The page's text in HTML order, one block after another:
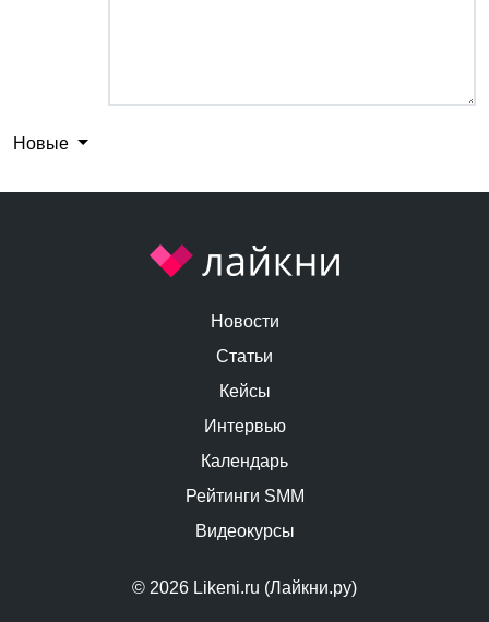
Новые
© 2026 Likeni.ru (Лайкни.ру)
Новости
Статьи
Кейсы
Интервью
Календарь
Рейтинги SMM
Видеокурсы